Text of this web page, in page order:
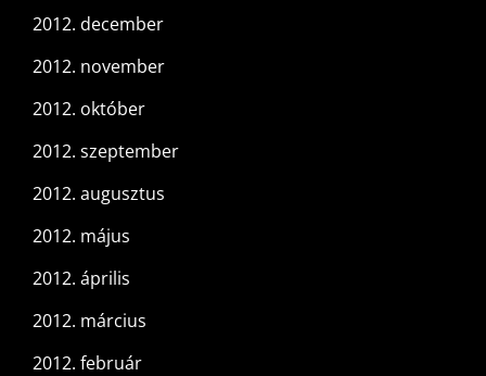
2012. december
2012. november
2012. október
2012. szeptember
2012. augusztus
2012. május
2012. április
2012. március
2012. február